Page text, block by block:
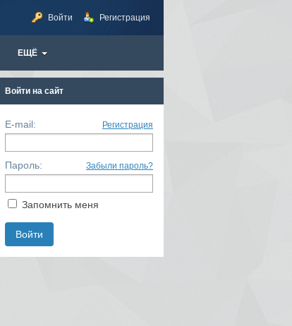
Войти Регистрация
ЕЩЁ
Войти на сайт
E-mail: Регистрация
Пароль: Забыли пароль?
Запомнить меня